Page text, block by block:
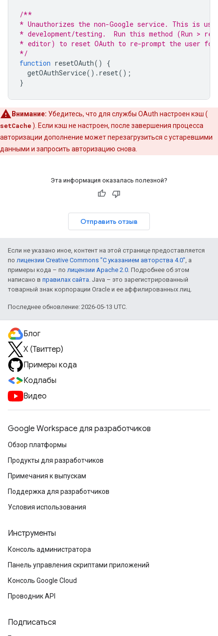
/**
* Unauthorizes the non-Google service. This is
* development/testing.  Run this method (Run >
* editor) to reset OAuth to re-prompt the user for
*/
function resetOAuth()
{
getOAuthService(). reset();
}
Внимание: Убедитесь, что для службы OAuth настроен кэш (
setCache). Если кэш не настроен, после завершения процесса
авторизации дополнение может перезагрузиться с устаревшими
данными и запросить авторизацию снова.
Эта информация оказалась полезной?
Отправить отзыв
Если не указано иное, контент на этой странице предоставляется
по лицензии Creative Commons "С указанием авторства 4.0" , а
примеры кода – по лицензии Apache 2.0 . Подробнее об этом
написано в правилах сайта . Java – это зарегистрированный
товарный знак корпорации Oracle и ее аффилированных лиц.
Последнее обновление: 2026-05-13 UTC.
Блог
X (Твиттер)
Примеры кода
Кодлабы
Видео
Google Workspace для разработчиков
Обзор платформы
Продукты для разработчиков
Примечания к выпускам
Поддержка для разработчиков
Условия использования
Инструменты
Консоль администратора
Панель управления скриптами приложений
Консоль Google Cloud
Проводник API
Подписаться